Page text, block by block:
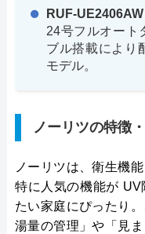
RUF-UE2406AW
24号フルオート
ブル搭載により
モデル。
ノーリツの特徴
ノーリツは、衛生機
特に人気の機能が
たい家庭にぴったり
湯量の管理」や「見